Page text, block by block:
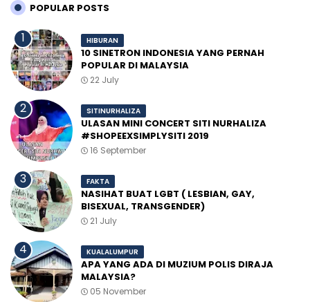
POPULAR POSTS
HIBURAN
10 SINETRON INDONESIA YANG PERNAH
POPULAR DI MALAYSIA
22 July
SITINURHALIZA
ULASAN MINI CONCERT SITI NURHALIZA
#SHOPEEXSIMPLYSITI 2019
16 September
FAKTA
NASIHAT BUAT LGBT ( LESBIAN, GAY,
BISEXUAL, TRANSGENDER)
21 July
KUALALUMPUR
APA YANG ADA DI MUZIUM POLIS DIRAJA
MALAYSIA?
05 November